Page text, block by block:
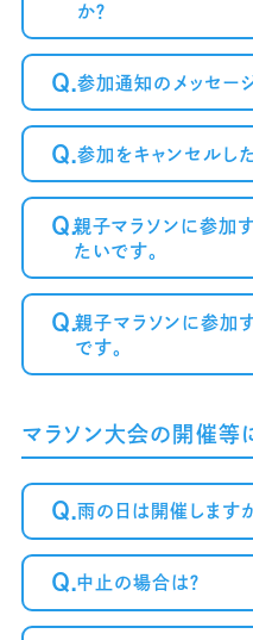
か？
Q.参加通知のメッセー
が届かない方へ～
Q.参加をキャンセルし
Q.親子マラソンに参加
たいです。
Q.親子マラソンに参加
です。
マラソン大会の開催等
Q.雨の日は開催しますか
Q.中止の場合は？